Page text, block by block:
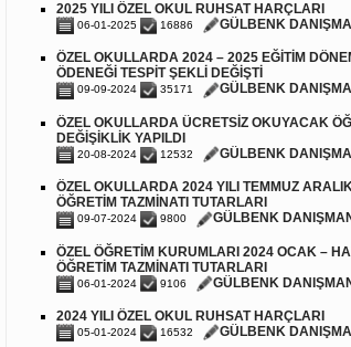
2025 YILI ÖZEL OKUL RUHSAT HARÇLARI
06-01-2025 16886 GÜLBENK
ÖZEL OKULLARDA 2024 – 2025 EĞİTİM
ÖDENEĞİ TESPİT ŞEKLİ DEĞİŞTİ
09-09-2024 35171 GÜLBENK
ÖZEL OKULLARDA ÜCRETSİZ OKUYACAK
DEĞİŞİKLİK YAPILDI
20-08-2024 12532 GÜLBENK
ÖZEL OKULLARDA 2024 YILI TEMMUZ
ÖĞRETİM TAZMİNATI TUTARLARI
09-07-2024 9800 GÜLBENK
ÖZEL ÖĞRETİM KURUMLARI 2024 OCAK –
ÖĞRETİM TAZMİNATI TUTARLARI
06-01-2024 9106 GÜLBENK
2024 YILI ÖZEL OKUL RUHSAT HARÇLARI
05-01-2024 16532 GÜLBENK